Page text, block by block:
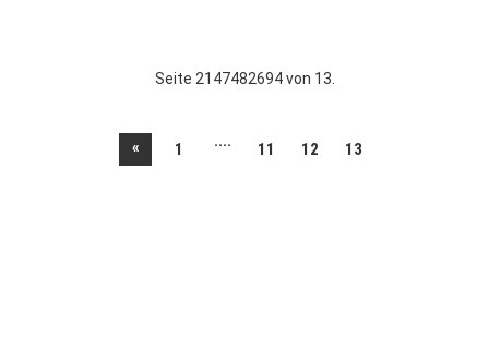
Seite 2147482694 von 13.
« 1 .... 11 12 13